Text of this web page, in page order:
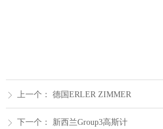
ꁕ 上一个： 德国ERLER ZIMMER
ꁕ 下一个： 新西兰Group3高斯计